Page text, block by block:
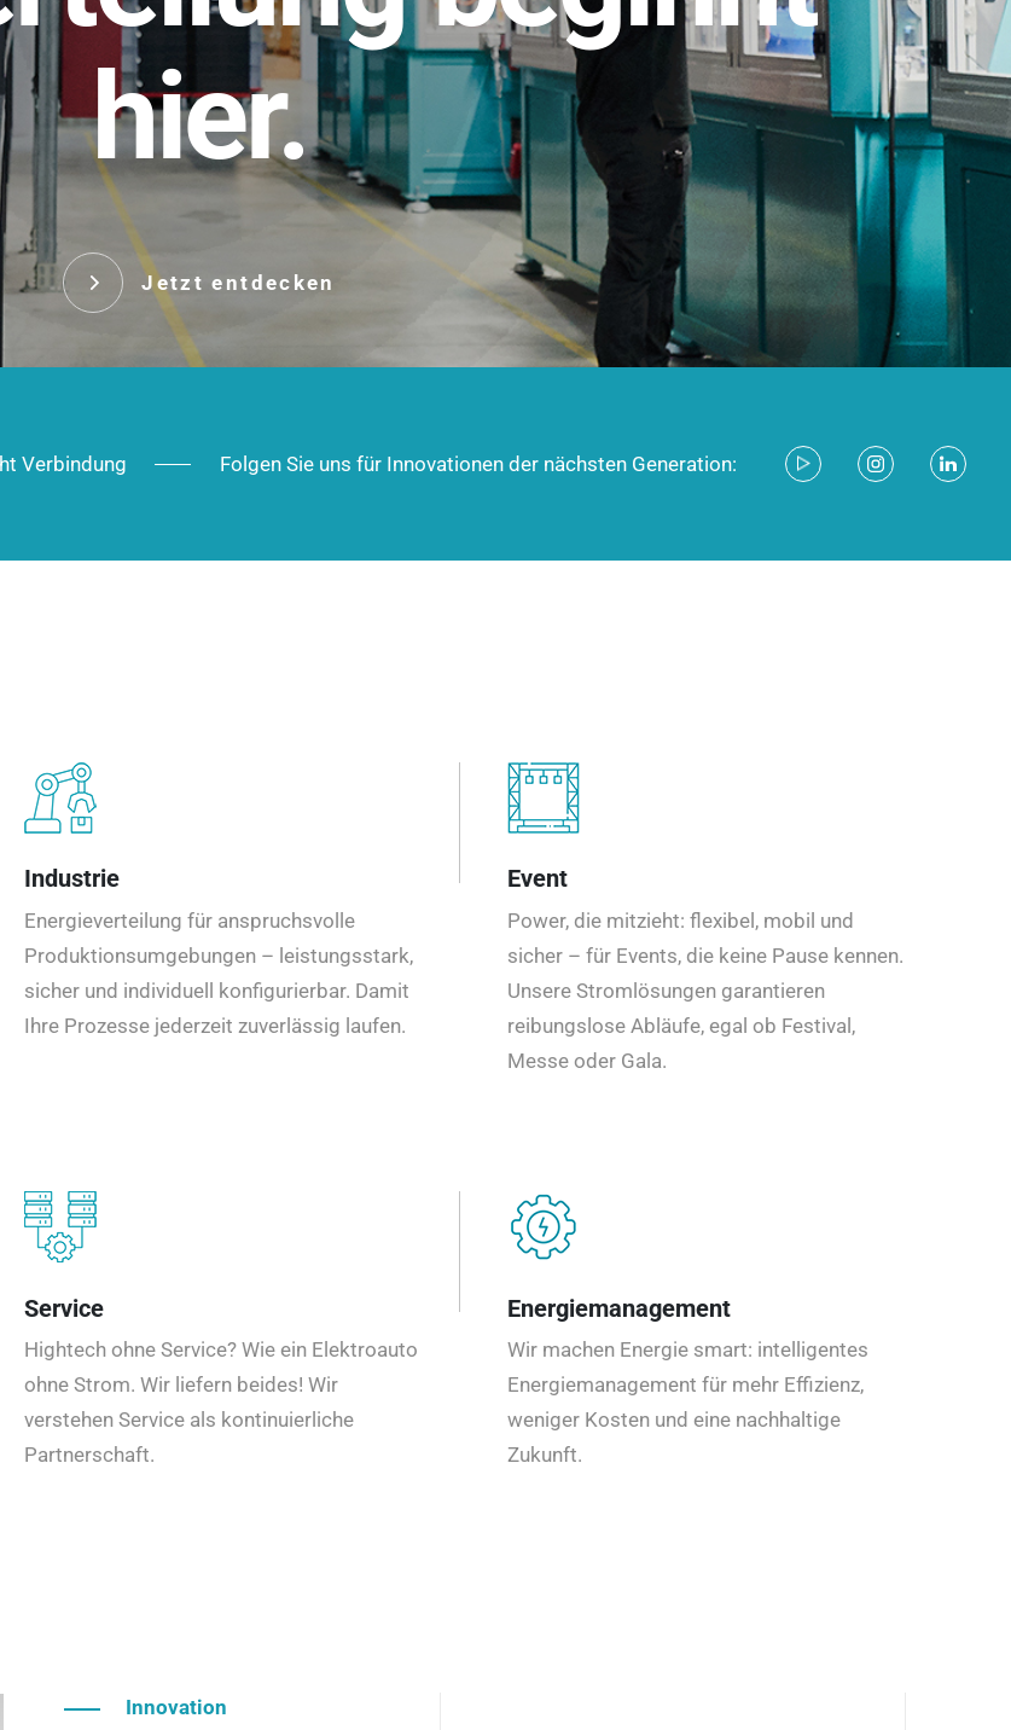
hier.
Jetzt entdecken
Alltag,
Das innovative Stecksystem für industrielle Anwendungen –
robust, IP-geschützt und zukunftsfähig.
Jetzt entdecken
Verbindung Folgen Sie uns für Innovationen der nächsten Generation:
Industrie
Energieverteilung für anspruchsvolle
Produktionsumgebungen – leistungsstark,
sicher und individuell konfigurierbar. Damit
Ihre Prozesse jederzeit zuverlässig laufen.
Event
Power, die mitzieht: flexibel, mobil und
sicher – für Events, die keine Pause kennen.
Unsere Stromlösungen garantieren
reibungslose Abläufe, egal ob Festival,
Messe oder Gala.
Service
Hightech ohne Service? Wie ein Elektroauto
ohne Strom. Wir liefern beides! Wir
verstehen Service als kontinuierliche
Partnerschaft.
Energiemanagement
Wir machen Energie smart: intelligentes
Energiemanagement für mehr Effizienz,
weniger Kosten und eine nachhaltige
Zukunft.
Innovation